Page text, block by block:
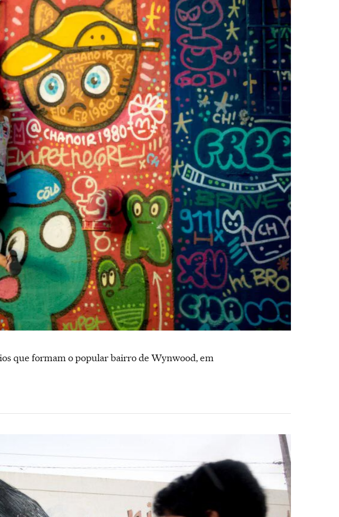
que formam o popular bairro de Wynwood, em